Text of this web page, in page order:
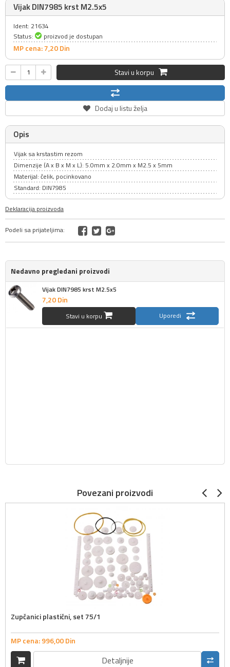
Vijak DIN7985 krst M2.5x5
Ident: 21634
Status:
proizvod je dostupan
MP cena: 7,20Din
Stavi u korpu
Dodaj u listu želja
Opis
Vijak sa krstastim rezom
Dimenzije (A x B x M x L): 5.0mm x 2.0mm x M2.5 x 5mm
Materijal: čelik, pocinkovano
Standard: DIN7985
Deklaracija proizvoda
Podeli sa prijateljima:
Nedavno pregledani proizvodi
Vijak DIN7985 krst M2.5x5
7,20Din
Stavi u korpu Uporedi
Povezani proizvodi
Zupčanici plastični, set 75/1
MP cena:996,00Din
Detaljnije